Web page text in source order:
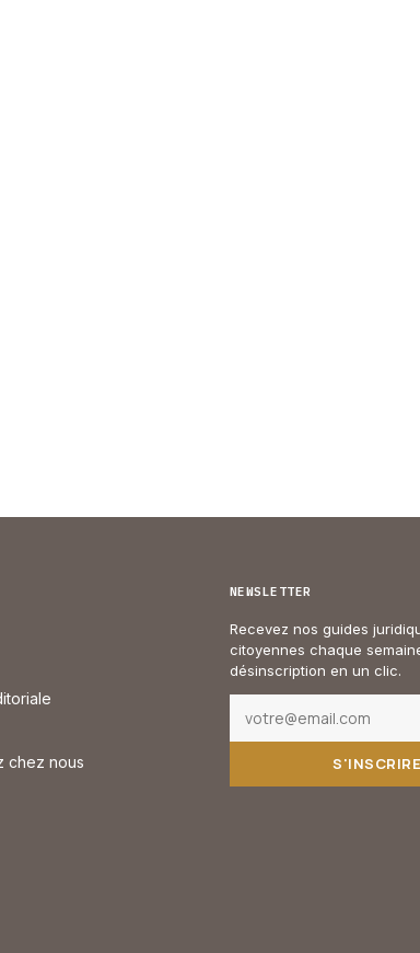
chez nous
NEWSLETTER
Recevez nos guides
citoyennes chaque
désinscription en un clic.
S'INSCRIRE